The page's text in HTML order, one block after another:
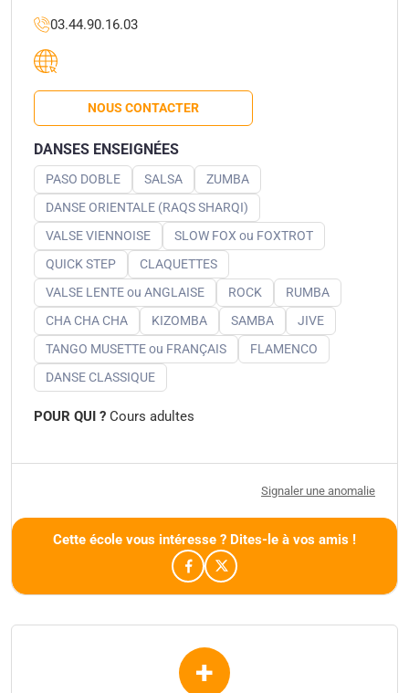
03.44.90.16.03
NOUS CONTACTER
DANSES ENSEIGNÉES
PASO DOBLE SALSA
ZUMBA
DANSE ORIENTALE (RAQS SHARQI)
VALSE VIENNOISE
SLOW FOX ou FOXTROT
QUICK STEP
CLAQUETTES
VALSE LENTE ou ANGLAISE
ROCK
RUMBA
CHA CHA CHA
KIZOMBA SAMBA
JIVE
TANGO MUSETTE ou FRANÇAIS
FLAMENCO
DANSE CLASSIQUE
POUR QUI ? Cours adultes
Signaler une anomalie
Cette école vous intéresse ? Dites-le à vos amis !
+